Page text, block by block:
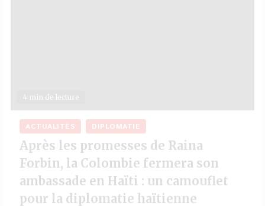
4 min de lecture
ACTUALITÉS DIPLOMATIE
Après les promesses de Raina
Forbin, la Colombie fermera son
ambassade en Haïti : un camouflet
pour la diplomatie haïtienne